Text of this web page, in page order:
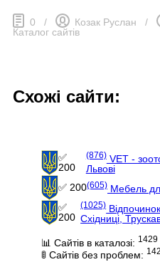
0 / Козак Руслан /
Каталог сайтів
Схожі сайти:
✅
200
(876)VET -
Львові
✅ 200(605) Мебель
✅
200
(1025)
Східниці,
📊 Сайтів в каталозі: 1429
🚦 Сайтів без проблем: